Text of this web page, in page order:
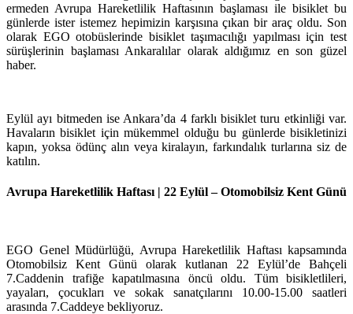
ermeden Avrupa Hareketlilik Haftasının başlaması ile bisiklet bu
günlerde ister istemez hepimizin karşısına çıkan bir araç oldu. Son
olarak EGO otobüslerinde bisiklet taşımacılığı yapılması için test
sürüşlerinin başlaması Ankaralılar olarak aldığımız en son güzel
haber.
Eylül ayı bitmeden ise Ankara’da 4 farklı bisiklet turu etkinliği var.
Havaların bisiklet için mükemmel olduğu bu günlerde bisikletinizi
kapın, yoksa ödünç alın veya kiralayın, farkındalık turlarına siz de
katılın.
Avrupa Hareketlilik Haftası | 22 Eylül – Otomobilsiz Kent Günü
EGO Genel Müdürlüğü, Avrupa Hareketlilik Haftası kapsamında
Otomobilsiz Kent Günü olarak kutlanan 22 Eylül’de Bahçeli
7.Caddenin trafiğe kapatılmasına öncü oldu. Tüm bisikletlileri,
yayaları, çocukları ve sokak sanatçılarını 10.00-15.00 saatleri
arasında 7.Caddeye bekliyoruz.